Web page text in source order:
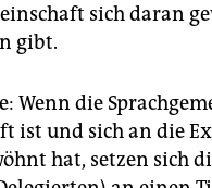
sich daran
gibt.
Wenn die
ist und sich an die
hat, setzen sich